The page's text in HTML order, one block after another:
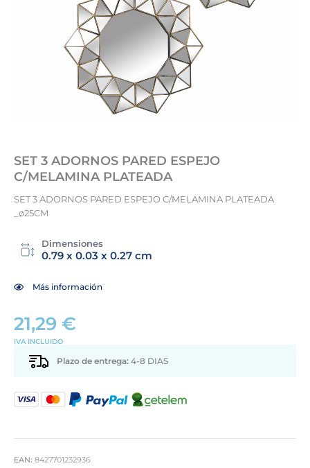
SET 3 ADORNOS PARED ESPEJO
C/MELAMINA PLATEADA
SET 3 ADORNOS PARED ESPEJO C/MELAMINA PLATEADA
_ø25CM
Dimensiones
0.79 x 0.03 x 0.27 cm
Más información
21,29 €
IVA INCLUIDO
Plazo de entrega: 4-8 DIAS
EAN: 8427701232936